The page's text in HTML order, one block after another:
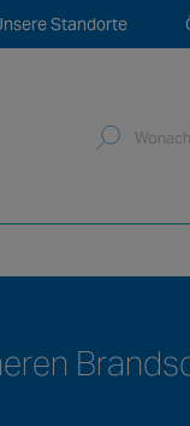
Standorte